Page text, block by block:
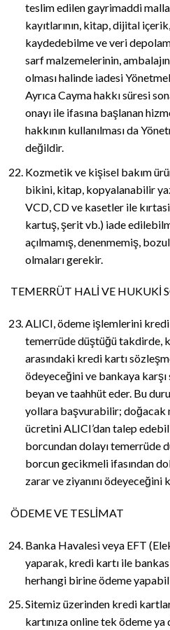
teslim edilen gayrimaddi
kayıtlarının, kitap, dijital
kaydedebilme ve veri
sarf malzemelerinin,
olması halinde iadesi
Ayrıca Cayma hakkı süresi
onayı ile ifasına başlanan
hakkının kullanılması da
değildir.
Kozmetik ve kişisel bakım
bikini, kitap, kopyalanabilir
VCD, CD ve kasetler ile
kartuş, şerit vb.) iade
açılmamış, denenmemiş,
olmaları gerekir.
TEMERRÜT HALİ VE HUKUKİ
ALICI, ödeme işlemlerini kredi
temerrüde düştüğü takdirde,
arasındaki kredi kartı
ödeyeceğini ve bankaya karşı
beyan ve taahhüt eder. Bu
yollara başvurabilir; doğacak
ücretini ALICI’dan talep
borcundan dolayı temerrüde
borcun gecikmeli ifasından
zarar ve ziyanını ödeyeceğini
ÖDEME VE TESLİMAT
Banka Havalesi veya EFT
yaparak, kredi kartı ile
herhangi birine ödeme
Sitemiz üzerinden kredi
kartınıza online tek ödeme